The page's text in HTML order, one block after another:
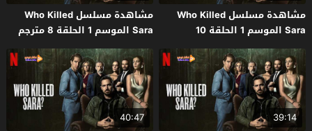
مشاهدة مسلسل Who Killed
Sara الموسم 1 الحلقة 10
والاخيرة مترجم
مشاهدة مسلسل Who Killed
Sara الموسم 1 الحلقة 8 مترجم
39:14
40:47